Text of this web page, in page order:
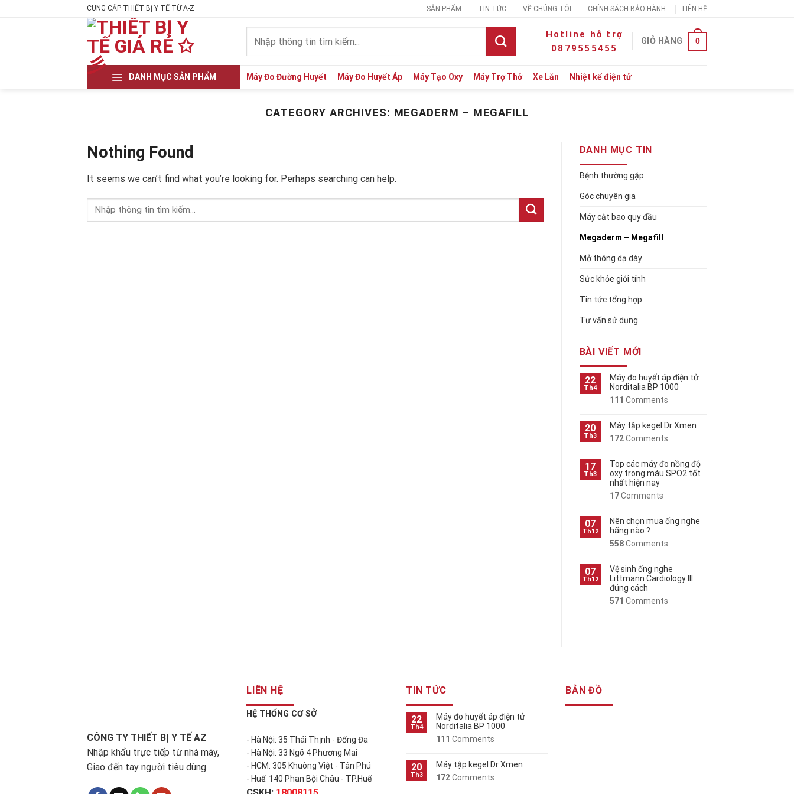
CUNG CẤP THIẾT BỊ Y TẾ TỪ A-Z SẢN PHẨM TIN TỨC VỀ CHÚNG TÔI CHÍNH SÁCH BẢO HÀNH LIÊN HỆ
kiếm:
Hotline hỗ trợ
0879555455
GIỎ HÀNG 0
DANH MỤC SẢN PHẨM Máy Đo Đường Huyết Máy Đo Huyết Áp Máy Tạo Oxy Máy Trợ Thở Xe Lăn Nhiệt kế điện tử
CATEGORY ARCHIVES: MEGADERM – MEGAFILL
Nothing Found
It seems we can’t find what you’re looking for. Perhaps searching can help.
DANH MỤC TIN
Bệnh thường gặp
Góc chuyên gia
Máy cắt bao quy đầu
Megaderm – Megafill
Mở thông dạ dày
Sức khỏe giới tính
Tin tức tổng hợp
Tư vấn sử dụng
BÀI VIẾT MỚI
22
Th4
Máy đo huyết áp điện tử
Norditalia BP 1000
111 Comments
20
Th3
Máy tập kegel Dr Xmen
172Comments
17
Th3
Top các máy đo nồng độ
oxy trong máu SPO2 tốt
nhất hiện nay
17Comments
07
Th12
Nên chọn mua ống nghe
hãng nào ?
558Comments
07
Th12
Vệ sinh ống nghe
Littmann Cardiology III
đúng cách
571 Comments
CÔNG TY THIẾT BỊ Y TẾ AZ
Nhập khẩu trực tiếp từ nhà máy,
Giao đến tay người tiêu dùng.
LIÊN HỆ
HỆ THỐNG CƠ SỞ
- Hà Nội: 35 Thái Thịnh - Đống Đa
- Hà Nội: 33 Ngõ 4 Phương Mai
- HCM: 305 Khuông Việt - Tân Phú
- Huế: 140 Phan Bội Châu - TP.Huế
TIN TỨC
22
Th4
Máy đo huyết áp điện tử
Norditalia BP 1000
111 Comments
20
Th3
Máy tập kegel Dr Xmen
172Comments
BẢN ĐỒ